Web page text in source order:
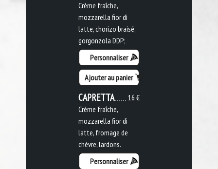
Crème fraîche,
mozzarella fior di
latte, chorizo braisé,
gorgonzola DDP;
Personnaliser
Ajouter au panier
16 €
CAPRETTA
Crème fraîche,
mozzarella fior di
latte, fromage de
chèvre, lardons.
Personnaliser